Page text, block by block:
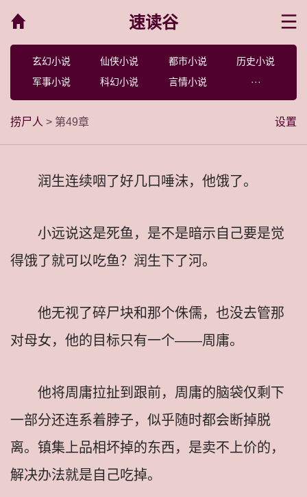
速读谷
玄幻小说 仙侠小说 都市小说
历史小说
军事小说
科幻小说 言情小说 ···
设置
捞尸人 > 第49章
润生连续咽了好几口唾沫，他饿了。
小远说这是死鱼，是不是暗示自己要是觉
得饿了就可以吃鱼？润生下了河。
他无视了碎尸块和那个侏儒，也没去管那
对母女，他的目标只有一个——周庸。
他将周庸拉扯到跟前，周庸的脑袋仅剩下
一部分还连系着脖子，似乎随时都会断掉脱
离。镇集上品相坏掉的东西，是卖不上价的，
解决办法就是自己吃掉。